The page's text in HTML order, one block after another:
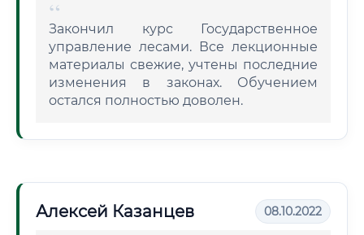
Закончил курс Государственное
управление лесами. Все лекционные
материалы свежие, учтены последние
изменения в законах. Обучением
остался полностью доволен.
Алексей Казанцев 08.10.2022